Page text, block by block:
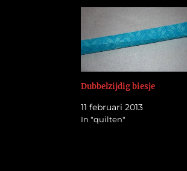
Dubbelzijdig biesje
11 februari 2013
In "quilten"